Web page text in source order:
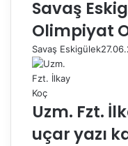
Savaş
Olimpiyat
Savaş Eskigülek
Uzm. Fzt.
uçar yazı